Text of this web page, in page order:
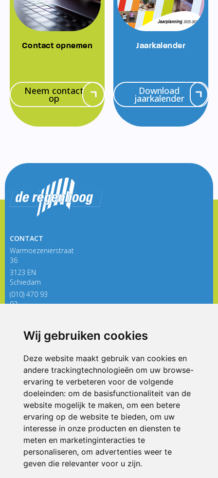
Wij gebruiken cookies
Deze website maakt gebruik van cookies en
andere trackingtechnologieën om uw browse-
ervaring te verbeteren voor de volgende
doeleinden: om de basisfunctionaliteit van de
website mogelijk te maken, om een betere
ervaring op de website te bieden, om uw
interesse in onze producten en diensten te
meten en marketinginteracties te
personaliseren, om advertenties weer te
geven die relevanter voor u zijn.
Contact opnemen
Neem contact
op
Jaarkalender
Download
jaarkalender
CONTACT
Warmoezenierstraat
36
3123 EN
Schiedam
(010) 470 93
92
ONDERDEEL VAN
© 2026 De Regenboog | Alle rechten voorbehouden
Privacy policy|Disclaimer| Klachtenregeling|RSIN en Anbi
voorkeuren